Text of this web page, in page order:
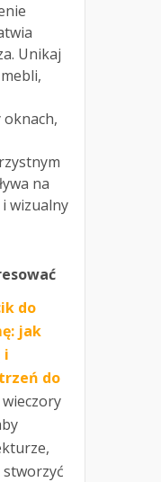
Unikaj
na
wizualny
do
jak
i
do
stworzyć